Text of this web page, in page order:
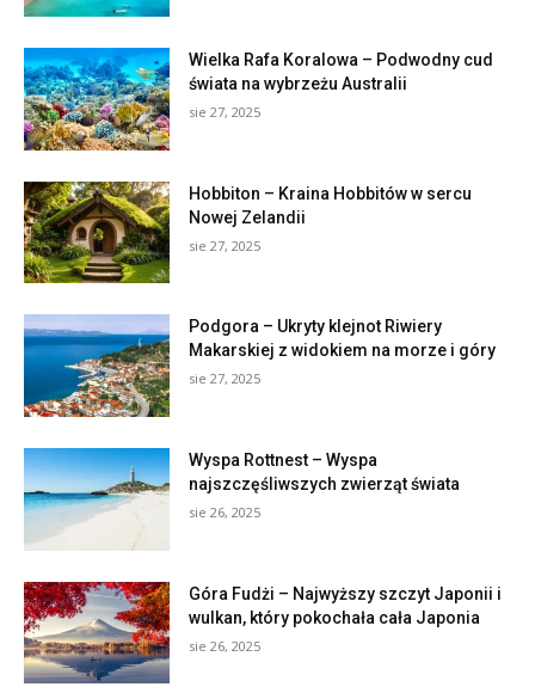
Wielka Rafa Koralowa – Podwodny cud
świata na wybrzeżu Australii
sie 27, 2025
Hobbiton – Kraina Hobbitów w sercu
Nowej Zelandii
sie 27, 2025
Podgora – Ukryty klejnot Riwiery
Makarskiej z widokiem na morze i góry
sie 27, 2025
Wyspa Rottnest – Wyspa
najszczęśliwszych zwierząt świata
sie 26, 2025
Góra Fudżi – Najwyższy szczyt Japonii i
wulkan, który pokochała cała Japonia
sie 26, 2025